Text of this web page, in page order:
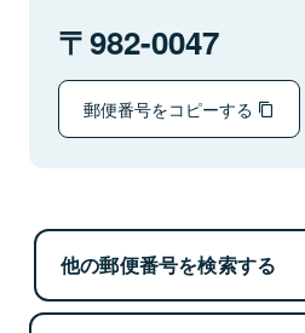
982-0047
郵便番号をコピーする
他の郵便番号を検索する